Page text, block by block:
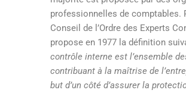
professionnelles de comptables.
Conseil de l’Ordre des Experts
propose en 1977 la définition
contrôle interne est l’ensemble
contribuant à la maîtrise de
but d’un côté d’assurer la